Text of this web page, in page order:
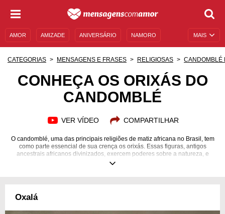
MAIS
AMOR AMIZADE ANIVERSÁRIO NAMORO
MENSAGENS E FRASES MENSAGENS DE ANIVERSÁRIO
CATEGORIAS MENSAGENS E FRASES RELIGIOSAS CANDOMBLÉ
CONHEÇA OS ORIXÁS DO
CANDOMBLÉ
VER VÍDEO COMPARTILHAR
O candomblé, uma das principais religiões de matiz africana no Brasil, tem
como parte essencial de sua crença os orixás. Essas figuras, antigos
ancestrais africanos divinizados, exercem poderes sobre a natureza, e
zelam por aqueles que creem nelas. Aprenda mais sobre cada um dos
Oxalá